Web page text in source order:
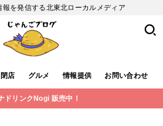
を発信する北東北ローカルメディア
店 グルメ 情報提供 お問い合わせ
ドリンクNogi 販売中！